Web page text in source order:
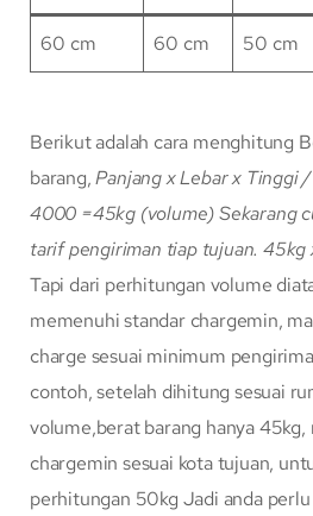
60 cm 60 cm 50 cm
Berikut adalah cara menghitung
barang,Panjang x Lebar x Tinggi
4000 =45kg (volume)Sekarang
tarif pengiriman tiap tujuan. 45kg
Tapi dari perhitungan volume
memenuhi standar chargemin,
charge sesuai minimum
contoh, setelah dihitung sesuai
volume,berat barang hanya 45kg,
chargemin sesuai kota tujuan,
perhitungan 50kg Jadi anda